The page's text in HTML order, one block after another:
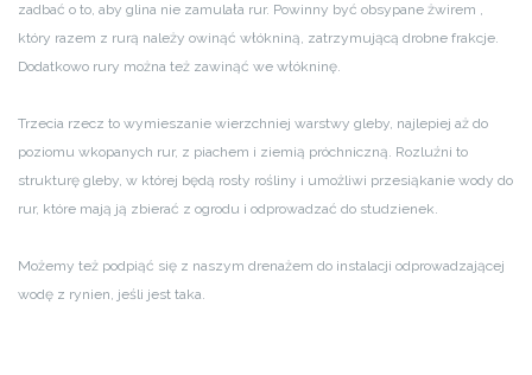
zadbać o to, aby glina nie zamulała rur. Powinny być obsypane żwirem ,
który razem z rurą należy owinąć włókniną, zatrzymującą drobne frakcje.
Dodatkowo rury można też zawinąć we włókninę.
Trzecia rzecz to wymieszanie wierzchniej warstwy gleby, najlepiej aż do
poziomu wkopanych rur, z piachem i ziemią próchniczną. Rozluźni to
strukturę gleby, w której będą rosły rośliny i umożliwi przesiąkanie wody do
rur, które mają ją zbierać z ogrodu i odprowadzać do studzienek.
Możemy też podpiąć się z naszym drenażem do instalacji odprowadzającej
wodę z rynien, jeśli jest taka.